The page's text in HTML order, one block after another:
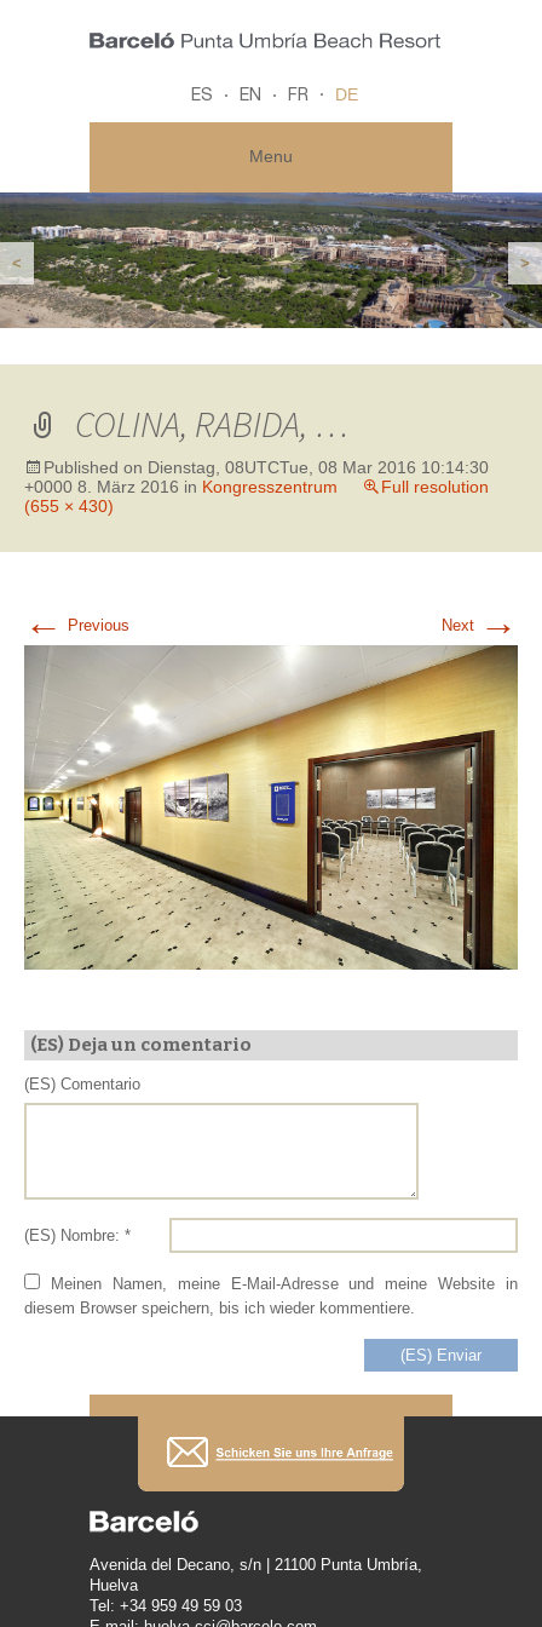
ES EN FR DE
Menu
< >
COLINA, RABIDA, …
Published on Dienstag, 08UTCTue, 08 Mar 2016 10:14:30
+0000 8. März 2016 in Kongresszentrum
Full resolution
(655 × 430)
← Previous Next →
(ES) Deja un comentario
(ES) Comentario
(ES) Nombre: *
Meinen Namen, meine E-Mail-Adresse und meine Website in
diesem Browser speichern, bis ich wieder kommentiere.
Avenida del Decano, s/n | 21100 Punta Umbría,
Huelva
Tel: +34 959 49 59 03